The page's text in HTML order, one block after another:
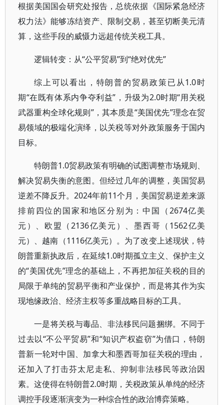
根据美国国会研究处报告，总统依据《国际紧急经济
权力法》能够冻结资产、限制交易，甚至切断美元清
算，这些手段的威慑力远超传统关税工具。
逻辑转变：从“公平贸易”到“绝对优先”
综上可以看出，特朗普的贸易政策已从1.0时
期“在既有体系内争夺利益”，升级为2.0时期“用关税
武器重构全球化规则”，其本质是“美国优先”理念在贸
易领域的极端化演绎，以关税等对外政策服务于国内
目标。
特朗普1.0贸易政策有明确的试图调整市场规则、
解决贸易失衡的意图。但经过几年的调整，美国贸易
逆差不降反升。2024年前11个月，美国贸易逆差来源
排前四位的国家和地区分别为：中国（2674亿美
元）、欧盟（2136亿美元）、墨西哥（1562亿美
元）、越南（1116亿美元）。为了改变上述现状，特
朗普重新执政后，在延续1.0时期孤立主义、保护主义
的“美国优先”理念的基础上，不再把加征关税的目的
局限于单纯的贸易平衡和产业保护，而是将其作为实
现地缘政治、经济主权等多重战略目标的工具。
一是将关税与毒品、非法移民问题捆绑。不同于
过去以“不公平贸易”和“知识产权盗窃”为借口，特朗
普新一轮对中国、加拿大和墨西哥加征关税的理由，
还加入了打击芬太尼走私、抑制非法移民等政治因
素。这使得在特朗普2.0时期，关税政策从单纯的经济
调控手段逐渐演变为一种综合性的政治博弈策略。